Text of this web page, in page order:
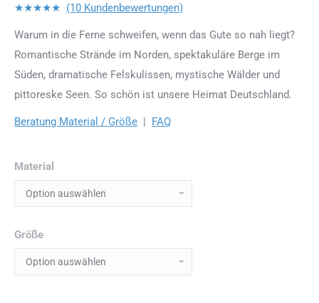
★★★★★ (10 Kundenbewertungen)
Warum in die Ferne schweifen, wenn das Gute so nah liegt?
Romantische Strände im Norden, spektakuläre Berge im
Süden, dramatische Felskulissen, mystische Wälder und
pittoreske Seen. So schön ist unsere Heimat Deutschland.
Beratung Material / Größe | FAQ
Material
Größe